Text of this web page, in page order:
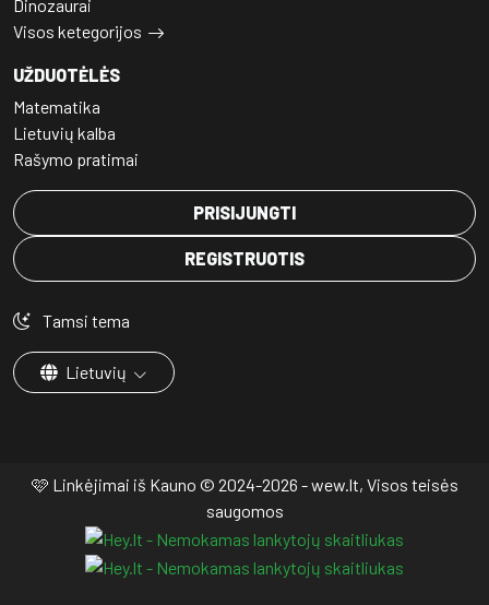
Dinozaurai
Visos ketegorijos
UŽDUOTĖLĖS
Matematika
Lietuvių kalba
Rašymo pratimai
PRISIJUNGTI
REGISTRUOTIS
Tamsi tema
Lietuvių
🩷 Linkėjimai iš Kauno © 2024-2026 - wew.lt, Visos teisės
saugomos